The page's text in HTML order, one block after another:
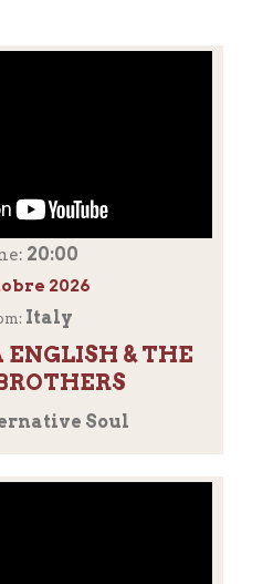
20:00
2026
Italy
ENGLISH & THE
Soul